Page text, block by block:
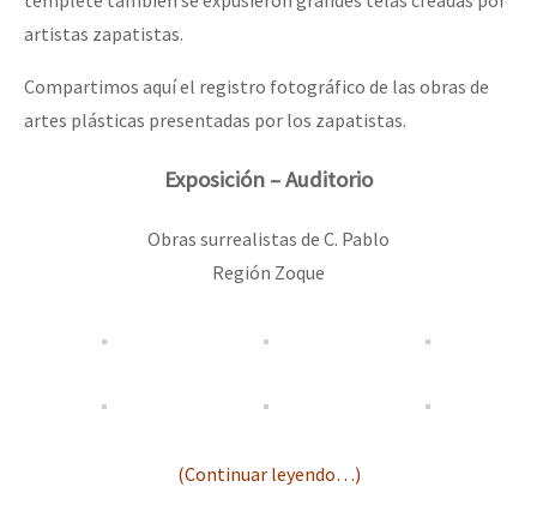
artistas zapatistas.
Compartimos aquí el registro fotográfico de las obras de
artes plásticas presentadas por los zapatistas.
Exposición – Auditorio
Obras surrealistas de C. Pablo
Región Zoque
(Continuar leyendo…)